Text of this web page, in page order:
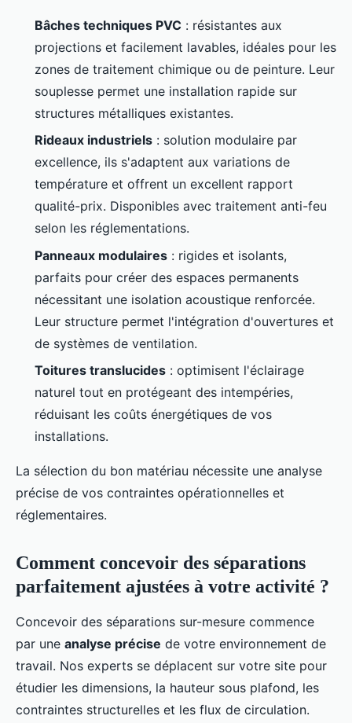
Bâches techniques PVC : résistantes aux
projections et facilement lavables, idéales pour les
zones de traitement chimique ou de peinture. Leur
souplesse permet une installation rapide sur
structures métalliques existantes.
Rideaux industriels : solution modulaire par
excellence, ils s'adaptent aux variations de
température et offrent un excellent rapport
qualité-prix. Disponibles avec traitement anti-feu
selon les réglementations.
Panneaux modulaires : rigides et isolants,
parfaits pour créer des espaces permanents
nécessitant une isolation acoustique renforcée.
Leur structure permet l'intégration d'ouvertures et
de systèmes de ventilation.
Toitures translucides : optimisent l'éclairage
naturel tout en protégeant des intempéries,
réduisant les coûts énergétiques de vos
installations.
La sélection du bon matériau nécessite une analyse
précise de vos contraintes opérationnelles et
réglementaires.
Comment concevoir des séparations
parfaitement ajustées à votre activité ?
Concevoir des séparations sur-mesure commence
par une analyse précise de votre environnement de
travail. Nos experts se déplacent sur votre site pour
étudier les dimensions, la hauteur sous plafond, les
contraintes structurelles et les flux de circulation.